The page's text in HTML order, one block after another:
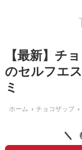
【最新】チ
のセルフエ
ミ
ホーム チョコザップ